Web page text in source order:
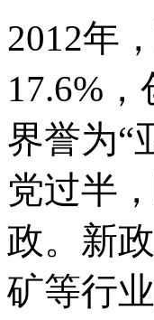
2012年
17.6%
界誉为“
党过半
政。新
矿等行